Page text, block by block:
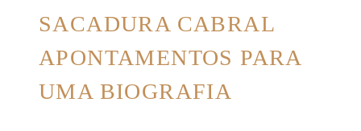
SACADURA CABRAL
APONTAMENTOS PARA
UMA BIOGRAFIA